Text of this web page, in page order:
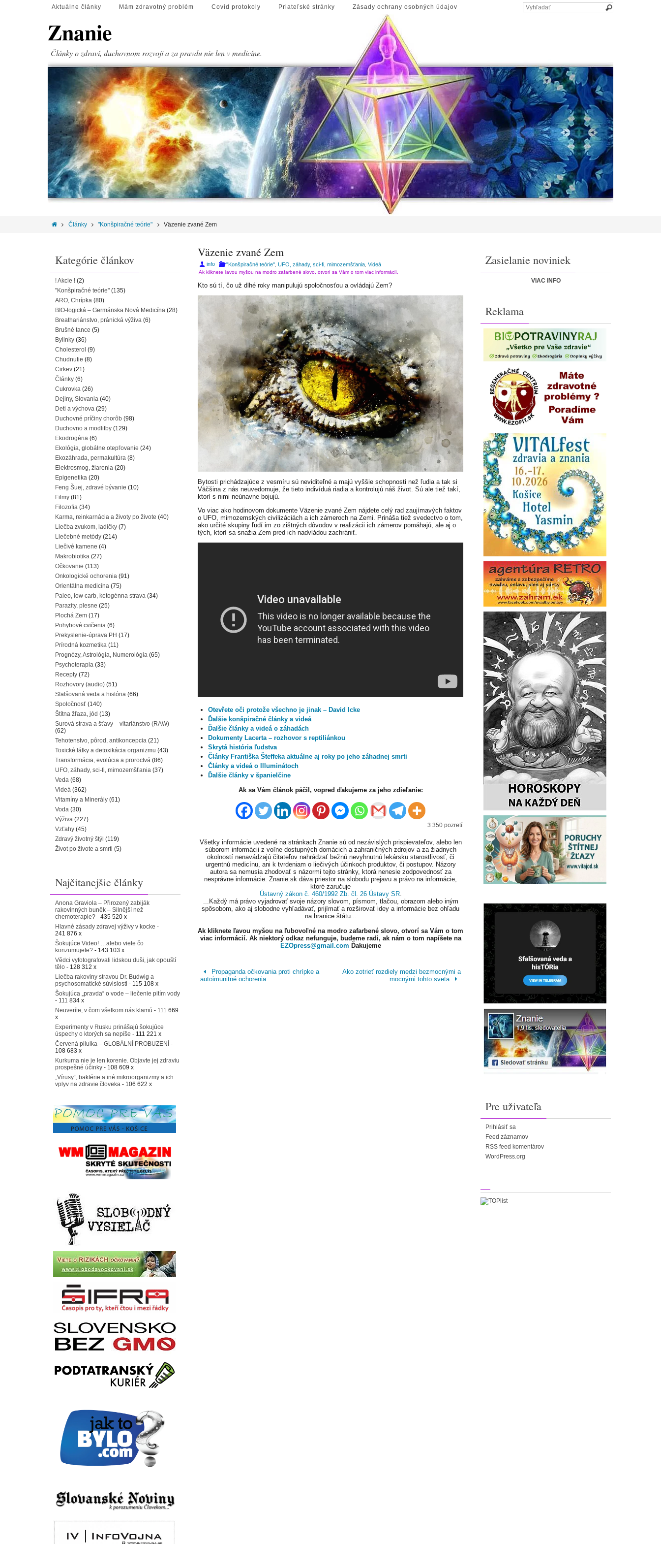
Aktuálne články Mám zdravotný problém Covid protokoly Priateľské stránky Zásady ochrany osobných údajov
Znanie
Články o zdraví, duchovnom rozvoji a za pravdu nie len v medicíne.
Články "Konšpiračné teórie" Väzenie zvané Zem
Väzenie zvané Zem
info "Konšpiračné teórie", UFO, záhady, sci-fi, mimozemšťania, Videá
Ak kliknete ľavou myšou na modro zafarbené slovo, otvorí sa Vám o tom viac informácií.
Kto sú tí, čo už dlhé roky manipulujú spoločnosťou a ovládajú Zem?
Bytosti prichádzajúce z vesmíru sú neviditeľné a majú vyššie schopnosti než ľudia a tak si
Väčšina z nás neuvedomuje, že tieto indivíduá riadia a kontrolujú náš život. Sú ale tiež takí,
ktorí s nimi neúnavne bojujú.
Vo viac ako hodinovom dokumente Väzenie zvané Zem nájdete celý rad zaujímavých faktov
o UFO, mimozemských civilizáciách a ich zámeroch na Zemi. Prináša tiež svedectvo o tom,
ako určité skupiny ľudí im zo zištných dôvodov v realizácii ich zámerov pomáhajú, ale aj o
tých, ktorí sa snažia Zem pred ich nadvládou zachrániť.
Otevřete oči protože všechno je jinak – David Icke
Ďalšie konšpiračné články a videá
Ďalšie články a videá o záhadách
Dokumenty Lacerta – rozhovor s reptiliánkou
Skrytá história ľudstva
Články Františka Šteffeka aktuálne aj roky po jeho záhadnej smrti
Články a videá o Illuminátoch
Ďalšie články v španielčine
Ak sa Vám článok páčil, vopred ďakujeme za jeho zdieľanie:
3 350 pozretí
Všetky informácie uvedené na stránkach Znanie sú od nezávislých prispievateľov, alebo len
súborom informácii z voľne dostupných domácich a zahraničných zdrojov a za žiadnych
okolností nenavádzajú čitateľov nahrádzať bežnú nevyhnutnú lekársku starostlivosť, či
urgentnú medicínu, ani k tvrdeniam o liečivých účinkoch produktov, či postupov. Názory
autora sa nemusia zhodovať s názormi tejto stránky, ktorá nenesie zodpovednosť za
nesprávne informácie. Znanie.sk dáva priestor na slobodu prejavu a právo na informácie,
ktoré zaručuje
Ústavný zákon č. 460/1992 Zb. čl. 26 Ústavy SR.
...Každý má právo vyjadrovať svoje názory slovom, písmom, tlačou, obrazom alebo iným
spôsobom, ako aj slobodne vyhľadávať, prijímať a rozširovať idey a informácie bez ohľadu
na hranice štátu...
Ak kliknete ľavou myšou na ľubovoľné na modro zafarbené slovo, otvorí sa Vám o tom
viac informácií. Ak niektorý odkaz nefunguje, budeme radi, ak nám o tom napíšete na
EZOpress@gmail.com Ďakujeme
Propaganda očkovania proti chrípke a
autoimunitné ochorenia.
Ako zotrieť rozdiely medzi bezmocnými a
mocnými tohto sveta
Kategórie článkov
! Akcie ! (2)
"Konšpiračné teórie" (135)
ARO, Chrípka (80)
BIO-logická – Germánska Nová Medicína (28)
Breathariánstvo, pránická výživa (6)
Brušné tance (5)
Bylinky (36)
Cholesterol (9)
Chudnutie (8)
Cirkev (21)
Články (6)
Cukrovka (26)
Dejiny, Slovania (40)
Deti a výchova (29)
Duchovné príčiny chorôb (98)
Duchovno a modlitby (129)
Ekodrogéria (6)
Ekológia, globálne otepľovanie (24)
Ekozáhrada, permakultúra (8)
Elektrosmog, žiarenia (20)
Epigenetika (20)
Feng Šuej, zdravé bývanie (10)
Filmy (81)
Filozofia (34)
Karma, reinkarnácia a životy po živote (40)
Liečba zvukom, ladičky (7)
Liečebné metódy (214)
Liečivé kamene (4)
Makrobiotika (27)
Očkovanie (113)
Onkologické ochorenia (91)
Orientálna medicína (75)
Paleo, low carb, ketogénna strava (34)
Parazity, plesne (25)
Plochá Zem (17)
Pohybové cvičenia (6)
Prekyslenie-úprava PH (17)
Prírodná kozmetika (11)
Prognózy, Astrológia, Numerológia (65)
Psychoterapia (33)
Recepty (72)
Rozhovory (audio) (51)
Sfalšovaná veda a história (66)
Spoločnosť (140)
Štítna žľaza, jód (13)
Surová strava a šťavy – vitariánstvo (RAW)
(62)
Tehotenstvo, pôrod, antikoncepcia (21)
Toxické látky a detoxikácia organizmu (43)
Transformácia, evolúcia a proroctvá (86)
UFO, záhady, sci-fi, mimozemšťania (37)
Veda (68)
Videá (362)
Vitamíny a Minerály (61)
Voda (30)
Výživa (227)
Vzťahy (45)
Zdravý životný štýl (119)
Život po živote a smrti (5)
Najčitanejšie články
Anona Graviola – Přirozený zabiják
rakovinných buněk – Silnější než
chemoterapie? - 435 520 x
Hlavné zásady zdravej výživy v kocke -
241 876 x
Šokujúce Video! …alebo viete čo
konzumujete? - 143 103 x
Vědci vyfotografovali lidskou duši, jak opouští
tělo - 128 312 x
Liečba rakoviny stravou Dr. Budwig a
psychosomatické súvislosti - 115 108 x
Šokujúca „pravda“ o vode – liečenie pitím vody
- 111 834 x
Neuveríte, v čom všetkom nás klamú - 111 669
x
Experimenty v Rusku prinášajú šokujúce
úspechy o ktorých sa nepíše - 111 221 x
Červená pilulka – GLOBÁLNÍ PROBUZENÍ -
108 683 x
Kurkuma nie je len korenie. Objavte jej zdraviu
prospešné účinky - 108 609 x
„Vírusy“, baktérie a iné mikroorganizmy a ich
vplyv na zdravie človeka - 106 622 x
Zasielanie noviniek
VIAC INFO
Reklama
Pre uživateľa
Prihlásiť sa
Feed záznamov
RSS feed komentárov
WordPress.org